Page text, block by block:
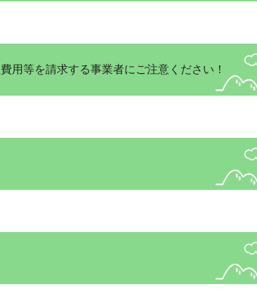
用等を請求する事業者にご注意ください！